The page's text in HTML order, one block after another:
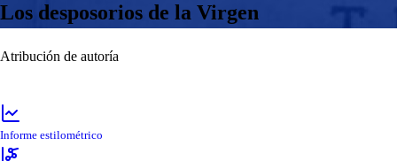
Los desposorios de la Virgen
Atribución de autoría
Informe estilométrico